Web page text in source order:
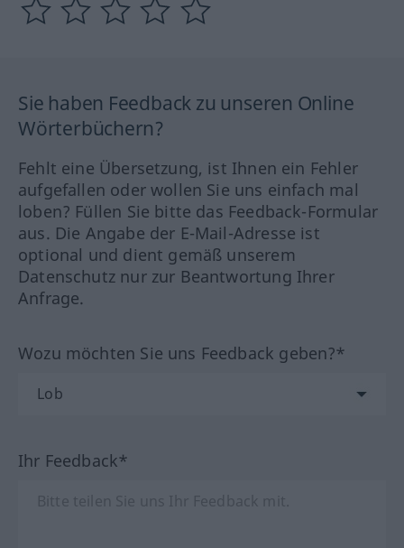
Sie haben Feedback zu unseren Online
Wörterbüchern?
Fehlt eine Übersetzung, ist Ihnen ein Fehler
aufgefallen oder wollen Sie uns einfach mal
loben? Füllen Sie bitte das Feedback-Formular
aus. Die Angabe der E-Mail-Adresse ist
optional und dient gemäß unserem
Datenschutz nur zur Beantwortung Ihrer
Anfrage.
Wozu möchten Sie uns Feedback geben?*
Ihr Feedback*